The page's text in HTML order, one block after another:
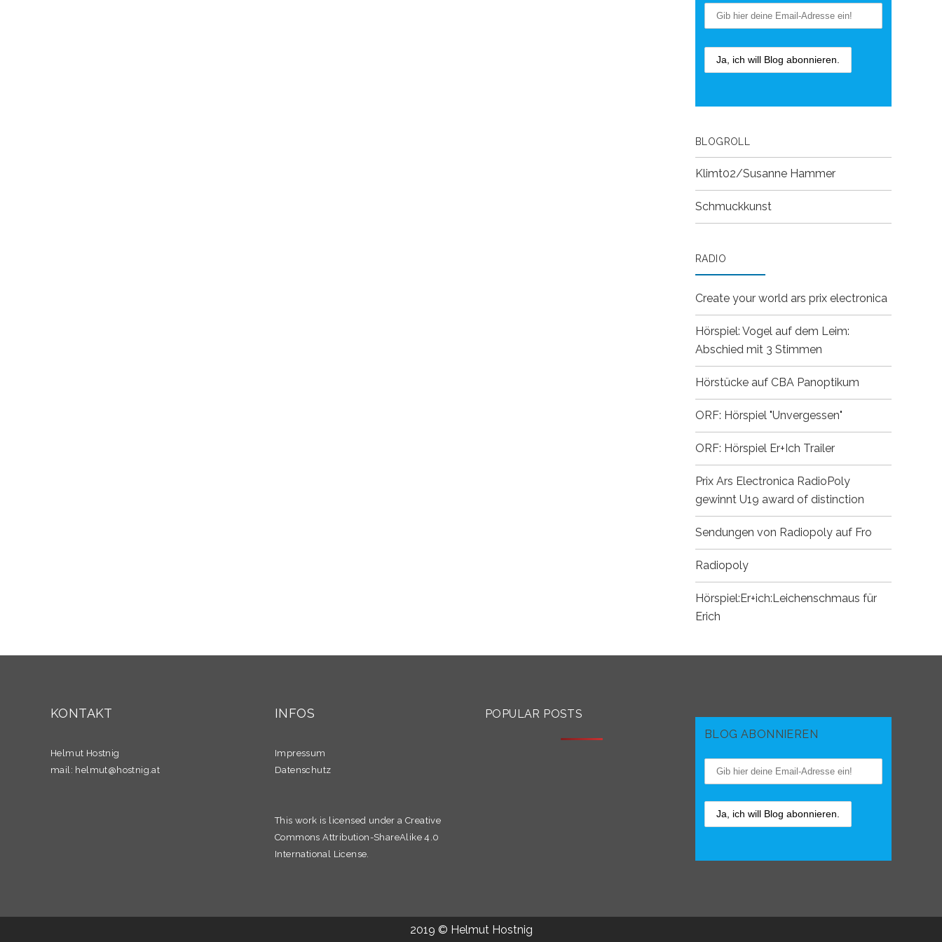
BLOGROLL
Klimt02/Susanne Hammer
Schmuckkunst
RADIO
Create your world ars prix electronica
Hörspiel: Vogel auf dem Leim:
Abschied mit 3 Stimmen
Hörstücke auf CBA Panoptikum
ORF: Hörspiel "Unvergessen"
ORF: Hörspiel Er+Ich Trailer
Prix Ars Electronica RadioPoly
gewinnt U19 award of distinction
Sendungen von Radiopoly auf Fro
Radiopoly
Hörspiel:Er+ich:Leichenschmaus für
Erich
KONTAKT
Helmut Hostnig
mail: helmut@hostnig.at
INFOS
Impressum
Datenschutz
This work is licensed under a Creative
Commons Attribution-ShareAlike 4.0
International License.
POPULAR POSTS
BLOG ABONNIEREN
2019 © Helmut Hostnig